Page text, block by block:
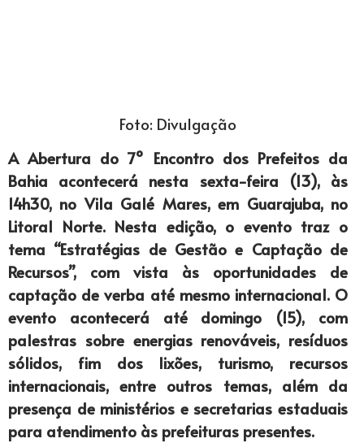
Foto: Divulgação
A Abertura do 7º Encontro dos Prefeitos da
Bahia acontecerá nesta sexta-feira (13), às
14h30, no Vila Galé Mares, em Guarajuba, no
Litoral Norte. Nesta edição, o evento traz o
tema “Estratégias de Gestão e Captação de
Recursos”, com vista às oportunidades de
captação de verba até mesmo internacional. O
evento acontecerá até domingo (15), com
palestras sobre energias renováveis, resíduos
sólidos, fim dos lixões, turismo, recursos
internacionais, entre outros temas, além da
presença de ministérios e secretarias estaduais
para atendimento às prefeituras presentes.